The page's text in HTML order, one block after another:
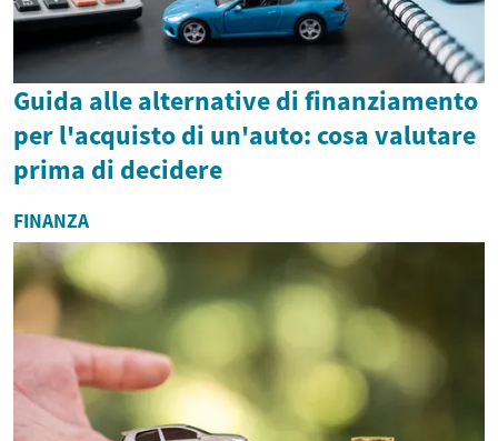
Guida alle alternative di finanziamento
per l'acquisto di un'auto: cosa valutare
prima di decidere
FINANZA